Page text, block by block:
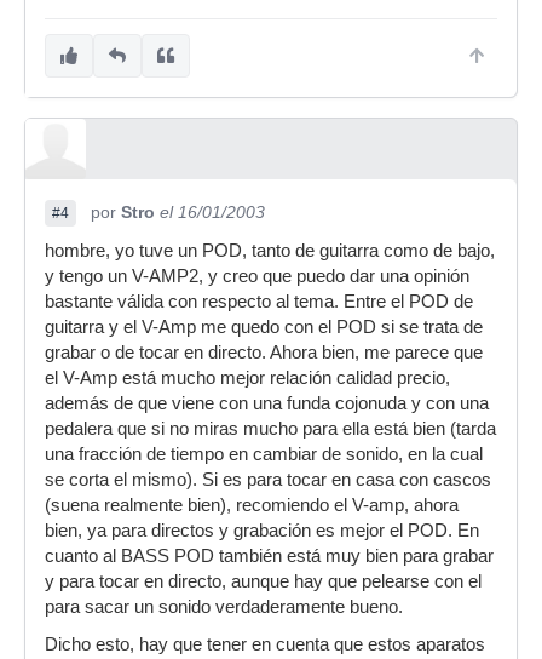
#4 por Stro el 16/01/2003
hombre, yo tuve un POD, tanto de guitarra como de bajo,
y tengo un V-AMP2, y creo que puedo dar una opinión
bastante válida con respecto al tema. Entre el POD de
guitarra y el V-Amp me quedo con el POD si se trata de
grabar o de tocar en directo. Ahora bien, me parece que
el V-Amp está mucho mejor relación calidad precio,
además de que viene con una funda cojonuda y con una
pedalera que si no miras mucho para ella está bien (tarda
una fracción de tiempo en cambiar de sonido, en la cual
se corta el mismo). Si es para tocar en casa con cascos
(suena realmente bien), recomiendo el V-amp, ahora
bien, ya para directos y grabación es mejor el POD. En
cuanto al BASS POD también está muy bien para grabar
y para tocar en directo, aunque hay que pelearse con el
para sacar un sonido verdaderamente bueno.
Dicho esto, hay que tener en cuenta que estos aparatos